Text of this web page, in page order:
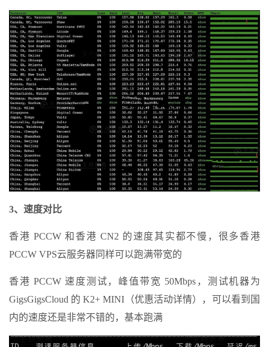
3、速度对比
香港 PCCW 和香港 CN2 的速度其实都不慢，很多香港
PCCW VPS云服务器同样可以跑满带宽的
香港 PCCW 速度测试，峰值带宽 50Mbps，测试机器为
GigsGigsCloud 的 K2+ MINI（优惠活动详情），可以看到国
内的速度还是非常不错的，基本跑满